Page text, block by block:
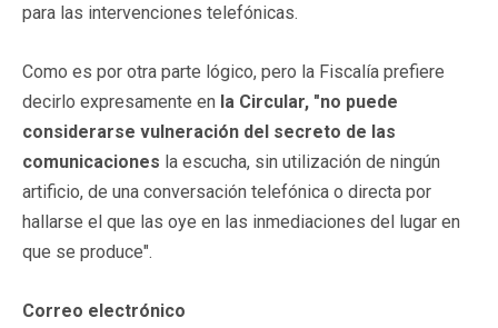
para las intervenciones telefónicas.
Como es por otra parte lógico, pero la Fiscalía prefiere
decirlo expresamente en la Circular, "no puede
considerarse vulneración del secreto de las
comunicaciones la escucha, sin utilización de ningún
artificio, de una conversación telefónica o directa por
hallarse el que las oye en las inmediaciones del lugar en
que se produce".
Correo electrónico